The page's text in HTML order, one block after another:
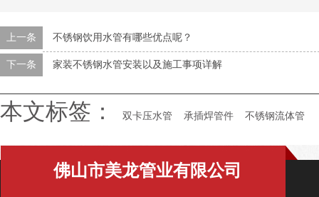
上一条 不锈钢饮用水管有哪些优点呢？
下一条 家装不锈钢水管安装以及施工事项详解
本文标签： 双卡压水管 承插焊管件 不锈钢流体管
佛山市美龙管业有限公司